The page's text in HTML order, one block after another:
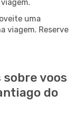
uma
viagem. Reserve
voos
do